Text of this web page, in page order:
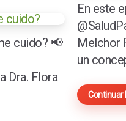
En este
Melchor
un
Continuar
cuido? 📢
Dra. Flora